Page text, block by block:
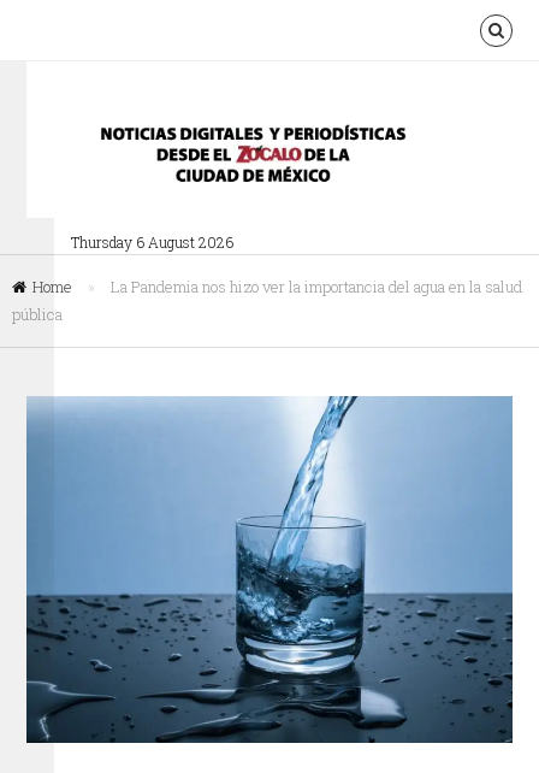
Thursday 6 August 2026
Home »
La Pandemia nos hizo ver la importancia del agua en la salud
pública